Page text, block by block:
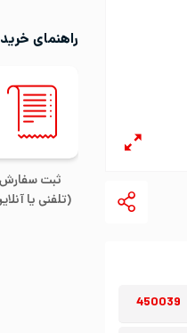
450039
راهنمای
ثبت سفارش
(تلفنی یا